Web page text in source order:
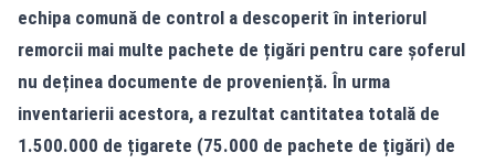
echipa comună de control a descoperit în interiorul
remorcii mai multe pachete de țigări pentru care șoferul
nu deținea documente de proveniență. În urma
inventarierii acestora, a rezultat cantitatea totală de
1.500.000 de țigarete (75.000 de pachete de țigări) de